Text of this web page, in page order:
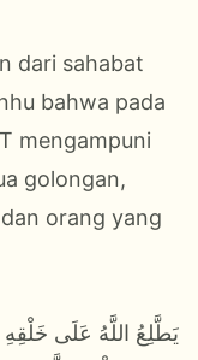
dari sahabat
bahwa pada
mengampuni
golongan,
orang yang
يَطَّلِعُ اللَّهُ عَلَى